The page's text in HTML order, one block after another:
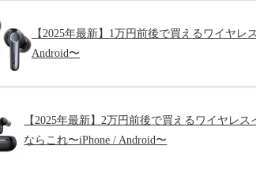
【2025年最新】1万円前後で買えるワイヤ
Android〜
【2025年最新】2万円前後で買えるワイヤレ
ならこれ〜iPhone / Android〜